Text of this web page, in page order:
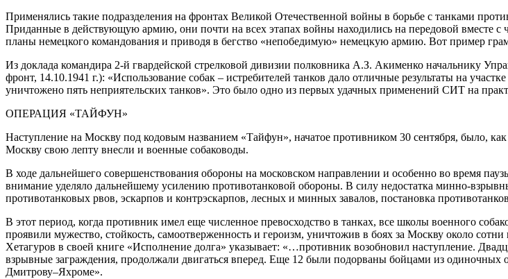
Применялись такие подразделения на фронтах Великой Отечественной войны в борьбе с танками
Приданные в действующую армию, они почти на всех этапах войны находились на передовой вместе с
планы немецкого командования и приводя в бегство «непобедимую» немецкую армию. Вот пример
Из доклада командира 2-й гвардейской стрелковой дивизии полковника А.З. Акименко начальнику
фронт, 14.10.1941 г.): «Использование собак – истребителей танков дало отличные результаты на
уничтожено пять неприятельских танков». Это было одно из первых удачных применений СИТ на
ОПЕРАЦИЯ «ТАЙФУН»
Наступление на Москву под кодовым названием «Тайфун», начатое противником 30 сентября, было,
Москву свою лепту внесли и военные собаководы.
В ходе дальнейшего совершенствования обороны на московском направлении и особенно во время
внимание уделяло дальнейшему усилению противотанковой обороны. В силу недостатка минно-
противотанковых рвов, эскарпов и контрэскарпов, лесных и минных завалов, постановка
В этот период, когда противник имел еще численное превосходство в танках, все школы военного
проявили мужество, стойкость, самоотверженность и героизм, уничтожив в боях за Москву около
Хетагуров в своей книге «Исполнение долга» указывает: «…противник возобновил наступление.
взрывные заграждения, продолжали двигаться вперед. Еще 12 были подорваны бойцами из
Дмитрову–Яхроме».